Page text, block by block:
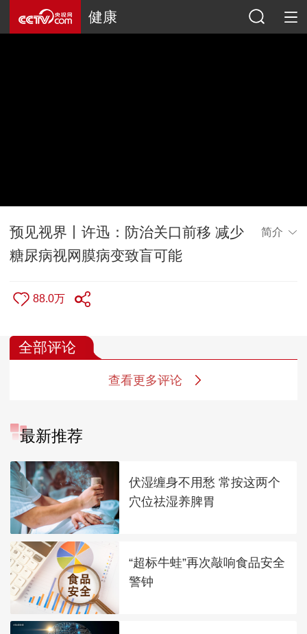
健康
预见视界丨许迅：防治关口前移 减少
糖尿病视网膜病变致盲可能
简介
88.0万
全部评论
查看更多评论
最新推荐
伏湿缠身不用愁 常按这两个
穴位祛湿养脾胃
“超标牛蛙”再次敲响食品安全
警钟